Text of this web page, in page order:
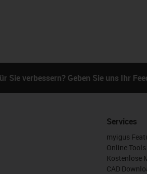
Sie verbessern? Geben Sie uns Ihr
Services
myigus
Online Tools
Kostenlose
CAD